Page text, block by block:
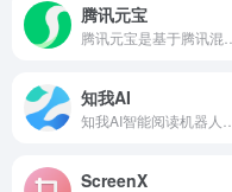
腾讯元宝
知我AI
ScreenX